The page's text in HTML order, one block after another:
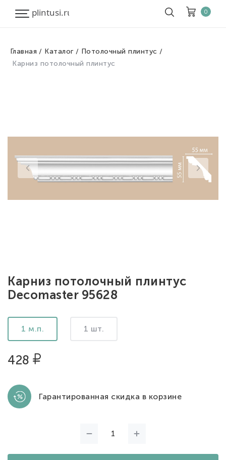
Корзина
0
Главная Каталог
Потолочный плинтус
Карниз потолочный плинтус
Карниз потолочный плинтус
Decomaster 95628
1 м.п. 1 шт.
428
Гарантированная скидка в корзине